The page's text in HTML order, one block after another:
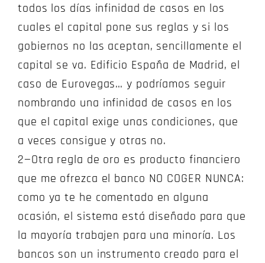
todos los días infinidad de casos en los
cuales el capital pone sus reglas y si los
gobiernos no las aceptan, sencillamente el
capital se va. Edificio España de Madrid, el
caso de Eurovegas… y podríamos seguir
nombrando una infinidad de casos en los
que el capital exige unas condiciones, que
a veces consigue y otras no.
2—Otra regla de oro es producto financiero
que me ofrezca el banco NO COGER NUNCA:
como ya te he comentado en alguna
ocasión, el sistema está diseñado para que
la mayoría trabajen para una minoría. Los
bancos son un instrumento creado para el